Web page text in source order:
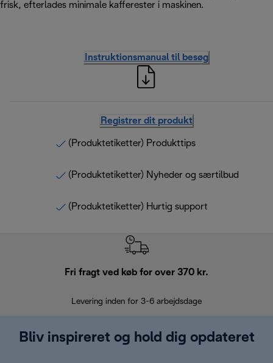
frisk, efterlades minimale kafferester i maskinen.
Instruktionsmanual til besøg
Registrer dit produkt
(Produktetiketter) Produkttips
(Produktetiketter) Nyheder og særtilbud
(Produktetiketter) Hurtig support
Fri fragt ved køb for over 370 kr.
Levering inden for 3-6 arbejdsdage
Bliv inspireret og hold dig opdateret